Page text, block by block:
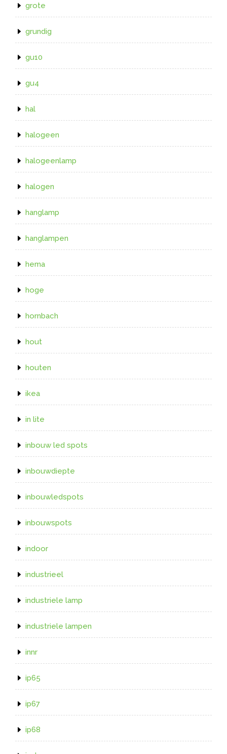
grote
grundig
gu10
gu4
hal
halogeen
halogeenlamp
halogen
hanglamp
hanglampen
hema
hoge
hornbach
hout
houten
ikea
in lite
inbouw led spots
inbouwdiepte
inbouwledspots
inbouwspots
indoor
industrieel
industriele lamp
industriele lampen
innr
ip65
ip67
ip68